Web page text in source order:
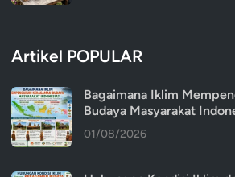
Artikel POPULAR
Bagaimana Iklim
Budaya Masyarakat
01/08/2026